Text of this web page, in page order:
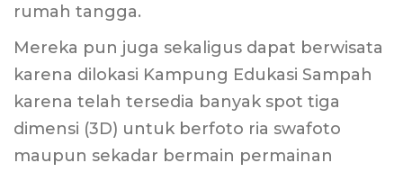
rumah tangga.
Mereka pun juga sekaligus dapat berwisata
karena dilokasi Kampung Edukasi Sampah
karena telah tersedia banyak spot tiga
dimensi (3D) untuk berfoto ria swafoto
maupun sekadar bermain permainan